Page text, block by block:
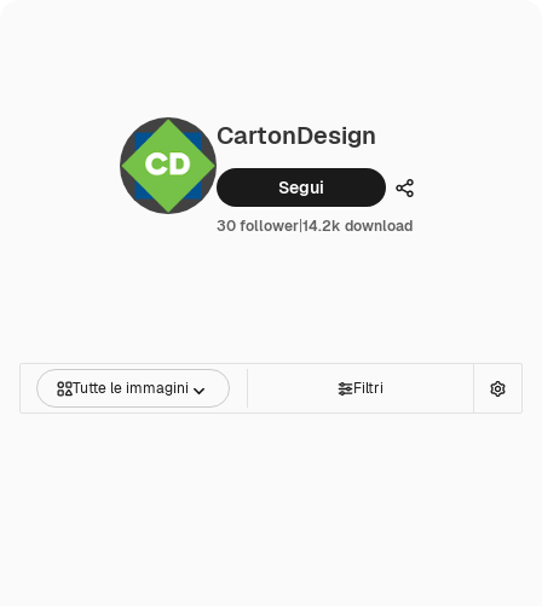
CartonDesign
Segui Condividi
30 follower|14.2k download
Tutte le immagini Filtri